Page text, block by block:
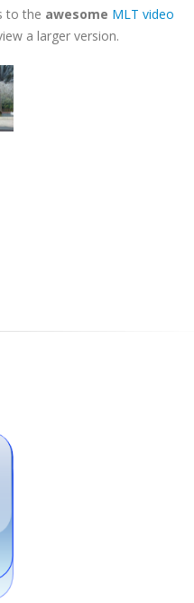
to the awesome MLT video
a larger version.